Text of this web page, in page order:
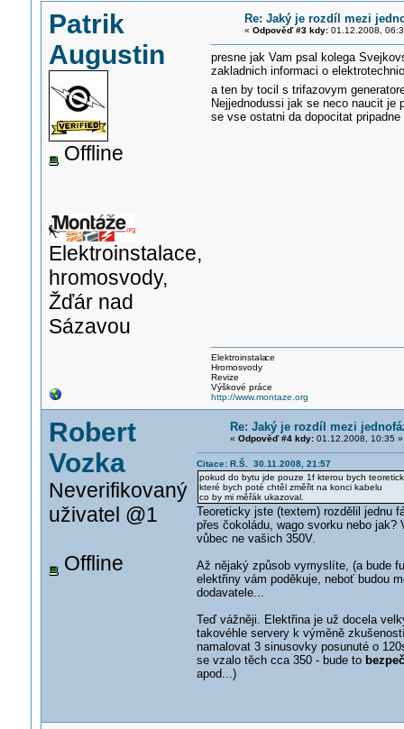
Patrik
Augustin
Offline
Elektroinstalace,
hromosvody,
Žďár nad
Sázavou
Re: Jaký je rozdíl mezi
« Odpověď #3 kdy:01.12.2008,
presne jak Vam psal kolega
zakladnich informaci o elektrotechnic
a ten by tocil s trifazovym
Nejjednodussi jak se neco naucit
se vse ostatni da dopocitat pripadne
Elektroinstalace
Hromosvody
Revize
Výškové práce
http://www.montaze.org
Robert
Vozka
Neverifikovaný
uživatel @1
Offline
Re: Jaký je rozdíl mezi
« Odpověď #4 kdy:01.12.2008, 10:35 »
Citace: R.Š. 30.11.2008, 21:57
pokud do bytu jde pouze 1f kterou bych
které bych poté chtěl změřit na konci kabelu
co by mi měřák ukazoval.
Teoreticky jste (textem) rozdělil jednu
přes čokoládu, wago svorku nebo
vůbec ne vašich 350V.
Až nějaký způsob vymyslíte, (a bude
elektřiny vám poděkuje, neboť budou
dodavatele...
Teď vážněji. Elektřina je už docela
takovéhle servery k výměně
namalovat 3 sinusovky posunuté o
se vzalo těch cca 350 - bude to
apod...)